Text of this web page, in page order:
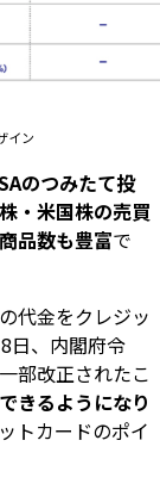
イン
のつみたて投
・米国株の売買
品数も豊富で
代金をクレジッ
日、内閣府令
部改正されたこ
きるようになり
トカードのポイ